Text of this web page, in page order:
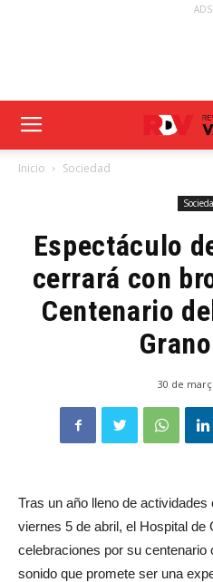
ADS
Inicio Sociedad
Espectáculo
cerrará con
Centenario
30 de
Tras un año lleno de
viernes 5 de abril, el Hospital de
celebraciones por su
sonido que promete ser una